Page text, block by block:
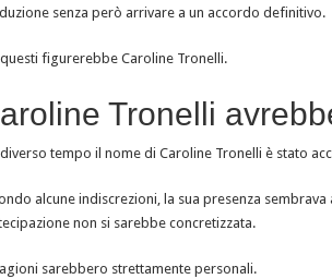
senza però arrivare a un accordo definitivo.
figurerebbe Caroline Tronelli.
Tronelli
tempo il nome di Caroline Tronelli è stato
alcune indiscrezioni, la sua presenza
non si sarebbe concretizzata.
sarebbero strettamente personali.